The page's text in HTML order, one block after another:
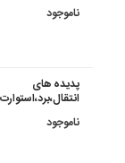
ناموجود
پدیده های
ناموجود